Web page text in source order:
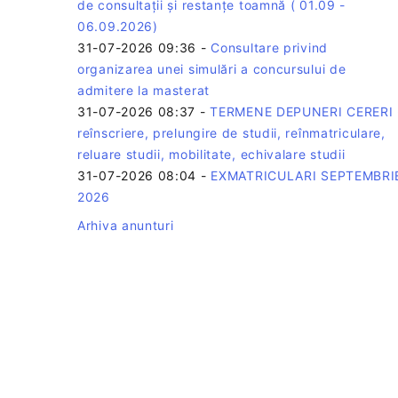
de consultații și restanțe toamnă ( 01.09 -
06.09.2026)
31-07-2026 09:36 - Consultare privind
organizarea unei simulări a concursului de
admitere la masterat
31-07-2026 08:37 -TERMENE DEPUNERI CERERI
reînscriere, prelungire de studii, reînmatriculare,
reluare studii, mobilitate, echivalare studii
31-07-2026 08:04 - EXMATRICULARI
2026
Arhiva anunturi